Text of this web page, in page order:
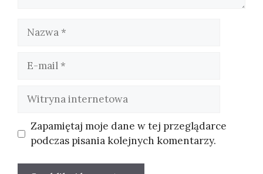
mail
internetowa
Zapamiętaj moje dane w tej przeglądarce
podczas pisania kolejnych komentarzy.